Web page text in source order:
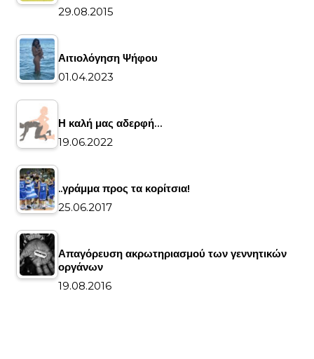
29.08.2015
Αιτιολόγηση Ψήφου
01.04.2023
Η καλή μας αδερφή…
19.06.2022
..γράμμα προς τα κορίτσια!
25.06.2017
Απαγόρευση ακρωτηριασμού των γεννητικών
οργάνων
19.08.2016